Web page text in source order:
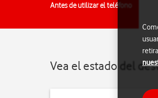
Antes de utilizar el teléfono
Vea el estado del